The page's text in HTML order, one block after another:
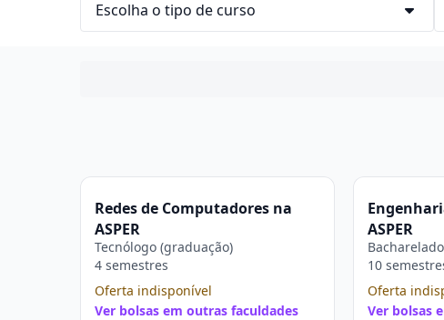
Redes de Computadores na
ASPER
Tecnólogo (graduação)
4 semestres
Oferta indisponível
Ver bolsas em outras faculdades
ASPER
10
Oferta
Ver bolsas